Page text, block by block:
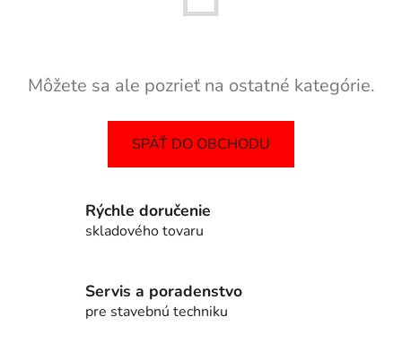
Môžete sa ale pozrieť na ostatné kategórie.
SPÄŤ DO OBCHODU
Rýchle doručenie
skladového tovaru
Servis a poradenstvo
pre stavebnú techniku